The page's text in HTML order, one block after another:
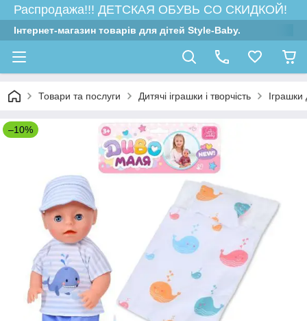
Распродажа!!! ДЕТСКАЯ ОБУВЬ СО СКИДКОЙ!
Інтернет-магазин товарів для дітей Style-Baby.
Товари та послуги Дитячі іграшки і творчість Іграшки
–10%